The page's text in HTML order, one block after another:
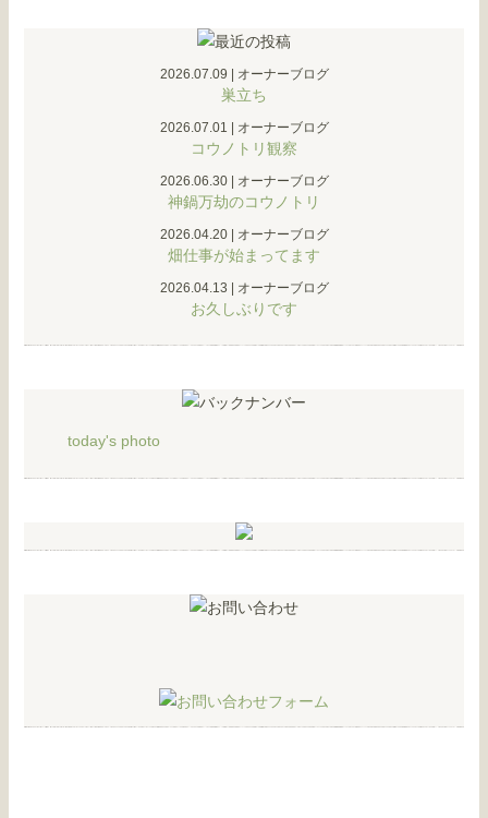
2026.07.09 オーナーブログ
巣立ち
2026.07.01 オーナーブログ
コウノトリ観察
2026.06.30| オーナーブログ
神鍋万劫のコウノトリ
2026.04.20| オーナーブログ
畑仕事が始まってます
2026.04.13 オーナーブログ
お久しぶりです
today's photo